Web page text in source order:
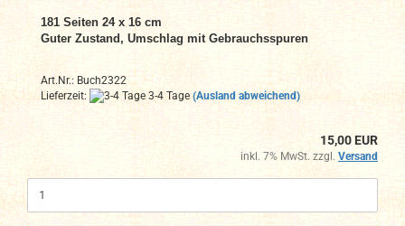
181 Seiten 24 x 16 cm
Guter Zustand, Umschlag mit Gebrauchsspuren
Art.Nr.: Buch2322
Lieferzeit:
3-4 Tage (Ausland abweichend)
15,00 EUR
inkl. 7% MwSt. zzgl. Versand